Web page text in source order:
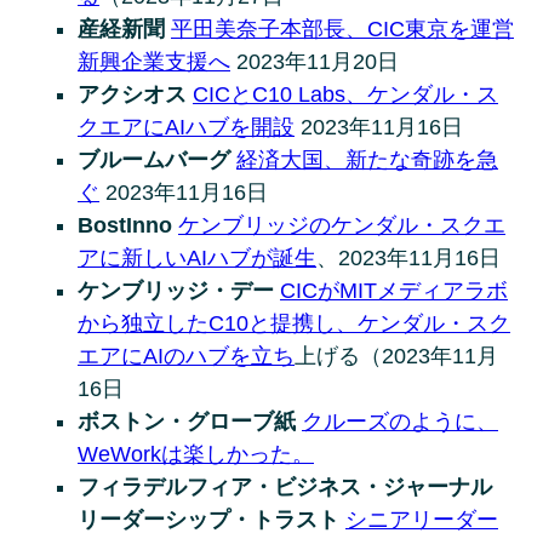
産経新聞 平田美奈子本部長、CIC東京を運営
新興企業支援へ 2023年11月20日
アクシオス CICとC10 Labs、ケンダル・ス
クエアにAIハブを開設 2023年11月16日
ブルームバーグ 経済大国、新たな奇跡を急
ぐ 2023年11月16日
BostInno ケンブリッジのケンダル・スクエ
アに新しいAIハブが誕生 、2023年11月16日
ケンブリッジ・デー CICがMITメディアラボ
から独立したC10と提携し、ケンダル・スク
エアにAIのハブを立ち上げる（2023年11月
16日
ボストン・グローブ紙 クルーズのように、
WeWorkは楽しかった。
フィラデルフィア・ビジネス・ジャーナル
リーダーシップ・トラスト シニアリーダー